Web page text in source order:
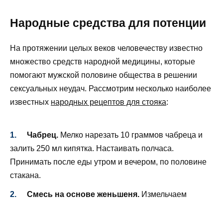
Народные средства для потенции
На протяжении целых веков человечеству известно
множество средств народной медицины, которые
помогают мужской половине общества в решении
сексуальных неудач. Рассмотрим несколько наиболее
известных народных рецептов для стояка:
Чабрец.Мелко нарезать 10 граммов чабреца и
залить 250 мл кипятка. Настаивать полчаса.
Принимать после еды утром и вечером, по половине
стакана.
Смесь на основе женьшеня.Измельчаем